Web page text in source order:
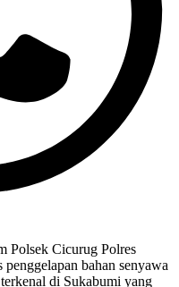
Polsek Cicurug Polres
bahan senyawa
di Sukabumi yang